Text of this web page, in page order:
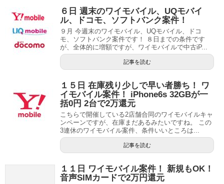
６日 週末のワイモバイル、UQモバイ
ル、ドコモ、ソフトバンク案件！
９月 今週末のワイモバイル、UQモバイル、ドコ
モ、ソフトバンク案件です！ ８日までの条件です
が、全体的に増額ですが、ワイモバイルで中古iP...
記事を読む
１５日 在庫残り少しで早い者勝ち！ ワ
イモバイル案件！ iPhone6s 32GBが一
括0円 2台で2万還元
こちらで開催している2店舗合同のワイモバイルキャ
ンペーンですが、在庫まだあるみたいですね。 この
3連休のワイモバイル案件、条件いいところは...
記事を読む
１１日 ワイモバイル案件！ 新規もOK！
音声SIMカードで2万円還元